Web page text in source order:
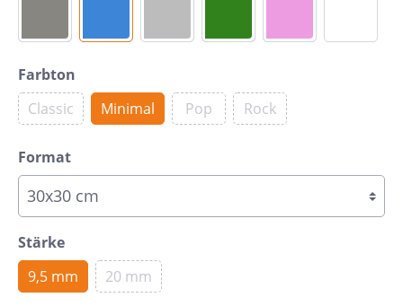
Farbton
Classic
Minimal Pop Rock
Format
Stärke
9,5 mm
20 mm